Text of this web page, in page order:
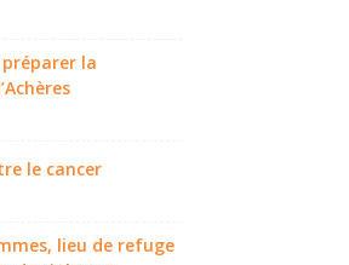
la
le cancer
lieu de refuge